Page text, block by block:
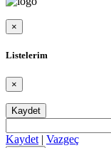
×
Listelerim
×
Kaydet
Kaydet| Vazgeç